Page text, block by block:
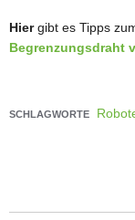
Hiergibt es Tipps
Begrenzungsdraht
SCHLAGWORTE